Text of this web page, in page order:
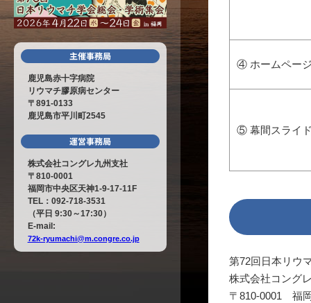
鹿児島赤十字病院
リウマチ膠原病センター
〒891-0133
鹿児島市平川町2545
株式会社コングレ九州支社
〒810-0001
福岡市中央区天神1-9-17-11F
TEL：092-718-3531
（平日 9:30～17:30）
E-mail:
72k-ryumachi@m.congre.co.jp
④ ホームペー
⑤ 幕間スライ
第72回日本リウ
株式会社コング
〒810-0001 福